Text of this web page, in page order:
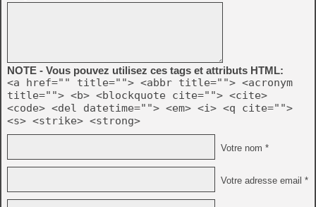
NOTE - Vous pouvez utilisez ces tags et attributs HTML:
<a href="" title=""> <abbr title=""> <acronym
title=""> <b> <blockquote cite=""> <cite>
<code> <del datetime=""> <em> <i> <q cite="">
<s> <strike> <strong>
Votre nom *
Votre adresse email *